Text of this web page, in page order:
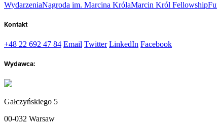
WydarzeniaNagroda im. Marcina KrólaMarcin Król Fellowship
Kontakt
+48 22 692 47 84 Email Twitter LinkedIn Facebook
Wydawca:
Gałczyńskiego 5
00-032 Warsaw